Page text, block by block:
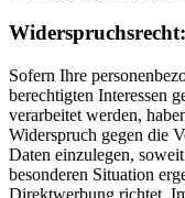
Widerspruchsrecht:
Sofern Ihre
berechtigten Interessen
verarbeitet werden,
Widerspruch gegen die
Daten einzulegen,
besonderen Situation
Direktwerbung richtet.